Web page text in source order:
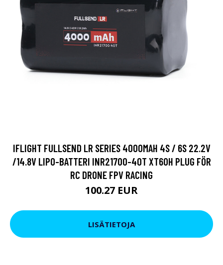
IFLIGHT FULLSEND LR SERIES 4000MAH 4S / 6S 22.2V
/14.8V LIPO-BATTERI INR21700-40T XT60H PLUG FÖR
RC DRONE FPV RACING
100.27 EUR
LISÄTIETOJA